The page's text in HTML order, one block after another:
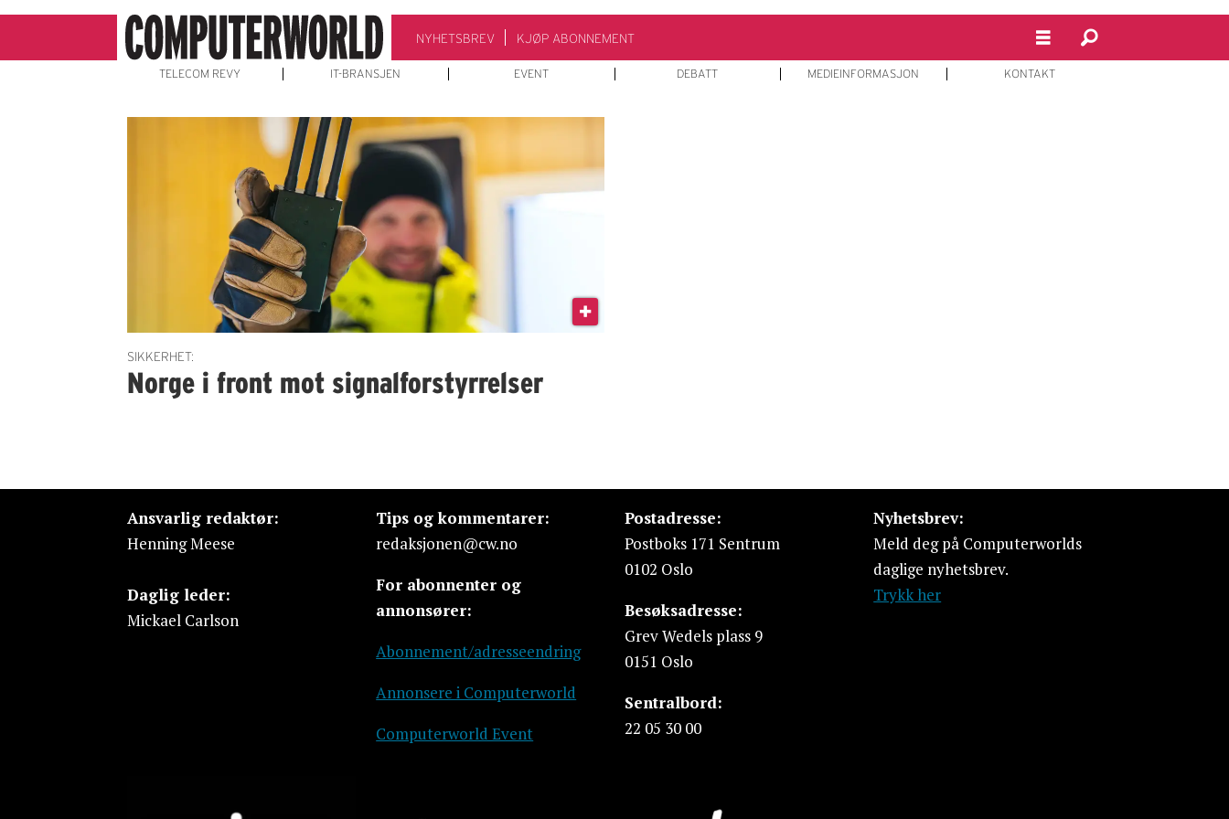
NYHETSBREV KJØP ABONNEMENT
TELECOM REVY IT-BRANSJEN EVENT DEBATT MEDIEINFORMASJON KONTAKT
signalforstyrrelser
SIKKERHET:
Norge i front mot signalforstyrrelser
Ansvarlig redaktør:
Henning Meese
Daglig leder:
Mickael Carlson
Tips og kommentarer:
redaksjonen@cw.no
For abonnenter og
annonsører:
Abonnement/adresseendring
Annonsere i Computerworld
Computerworld Event
Postadresse:
Postboks 171 Sentrum
0102 Oslo
Besøksadresse:
Grev Wedels plass 9
0151 Oslo
Sentralbord:
22 05 30 00
Nyhetsbrev:
Meld deg på Computerworlds
daglige nyhetsbrev.
Trykk her